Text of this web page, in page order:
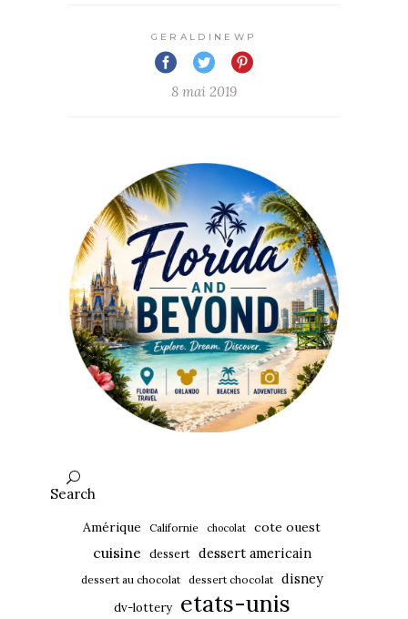
GERALDINEWP
8 mai 2019
Search
Amérique Californie chocolat cote ouest
cuisine dessert dessert americain
dessert au chocolat dessert chocolat disney
dv-lottery etats-unis